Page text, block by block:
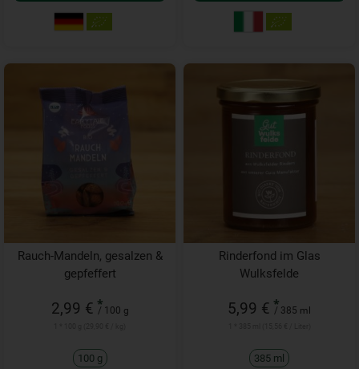
Rauch-Mandeln, gesalzen &
gepfeffert
2,99 € *
/ 100 g
100 g
Rinderfond im Glas
Wulksfelde
5,99 € *
/ 385 ml
385 ml